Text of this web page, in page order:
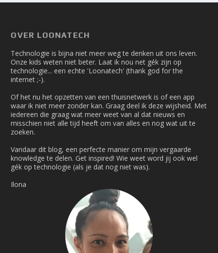
OVER LOONATECH
Technologie is bijna niet meer weg te denken uit ons leven.
Onze kids weten niet beter. Laat ik nou net gék zijn op
technologie... een echte 'Loonatech' (thank god for the
internet ;-).
Of het nu het opzetten van een thuisnetwerk is of een app
waar ik niet meer zonder kan. Graag deel ik deze wijsheid. Met
iedereen die graag wat meer weet van al dat nieuws en
misschien niet alle tijd heeft om van alles en nog wat uit te
zoeken.
Vandaar dit blog, een perfecte manier om mijn vergaarde
knowledge te delen. Get inspired! Wie weet word jij ook wel
gék op technologie (als je dat nog niet was).
Ilona